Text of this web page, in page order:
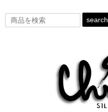
search